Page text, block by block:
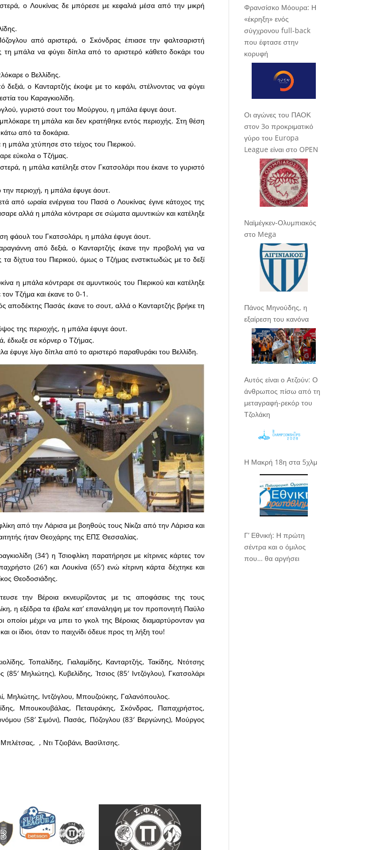
ο Λουκίνας δε μπόρεσε με κεφαλιά μέσα από την μικρή
από αριστερά, ο Σκόνδρας έπιασε την φαλτσαριστή
τη μπάλα να φύγει δίπλα από το αριστερό κάθετο δοκάρι του
ο Βελλίδης.
ο Κανταρτζής έκοψε με το κεφάλι, στέλνοντας να φύγει
του Καραγκιολίδη.
γυριστό σουτ του Μούργου, η μπάλα έφυγε άουτ.
τη μπάλα και δεν κρατήθηκε εντός περιοχής. Στη θέση
από τα δοκάρια.
μπάλα χτύπησε στο τείχος του Πιερικού.
εύκολα ο Τζήμας.
η μπάλα κατέληξε στον Γκατσολάρι που έκανε το γυριστό
περιοχή, η μπάλα έφυγε άουτ.
από ωραία ενέργεια του Πασά ο Λουκίνας έγινε κάτοχος της
αλλά η μπάλα κόντραρε σε σώματα αμυντικών και κατέληξε
φάουλ του Γκατσολάρι, η μπάλα έφυγε άουτ.
από δεξιά, ο Κανταρτζής έκανε την προβολή για να
δίχτυα του Πιερικού, όμως ο Τζήμας ενστικτωδώς με το δεξί
η μπάλα κόντραρε σε αμυντικούς του Πιερικού και κατέληξε
Τζήμα και έκανε το 0-1.
αποδέκτης Πασάς έκανε το σουτ, αλλά ο Κανταρτζής βρήκε τη
της περιοχής, η μπάλα έφυγε άουτ.
έδιωξε σε κόρνερ ο Τζήμας.
έφυγε λίγο δίπλα από το αριστερό παραθυράκι του Βελλίδη.
από την Λάρισα με βοηθούς τους Νίκζα από την Λάρισα και
ήταν Θεοχάρης της ΕΠΣ Θεσσαλίας.
(34′) η Τσιοφλίκη παρατήρησε με κίτρινες κάρτες τον
(26′) και Λουκίνα (65′) ενώ κίτρινη κάρτα δέχτηκε και
Θεοδοσιάδης.
την Βέροια εκνευρίζοντας με τις αποφάσεις της τους
η εξέδρα τα έβαλε κατ’ επανάληψη με τον προπονητή Παύλο
οποίοι μέχρι να μπει το γκολ της Βέροιας διαμαρτύρονταν για
οι ίδιοι, όταν το παιχνίδι όδευε προς τη λήξη του!
Τοπαλίδης, Γιαλαμίδης, Κανταρτζής, Τακίδης, Ντότσης
Μηλιώτης), Κυβελίδης, Ίτσιος (85′ Ιντζόγλου), Γκατσολάρι
Μηλιώτης, Ιντζόγλου, Μπουζούκης, Γαλανόπουλος.
Μπουκουβάλας, Πεταυράκης, Σκόνδρας, Παπαχρήστος,
(58′ Σιμόνι), Πασάς, Πόζογλου (83′ Βεργώνης), Μούργος
, Ντι Τζιοβάνι, Βασίλτσης.
Φρανσίσκο Μόουρα: Η
«έκρηξη» ενός
σύγχρονου full-back
που έφτασε στην
κορυφή
Οι αγώνες του ΠΑΟΚ
στον 3ο προκριματικό
γύρο του Europa
League είναι στο OPEN
Ναϊμέγκεν-Ολυμπιακός
στο Mega
Πάνος Μηνούδης, η
εξαίρεση του κανόνα
Αυτός είναι ο Ατζούν: Ο
άνθρωπος πίσω από τη
μεταγραφή-ρεκόρ του
Τζολάκη
Η Μακρή 18η στα 5χλμ
Γ’ Εθνική: Η πρώτη
σέντρα και ο όμιλος
που… θα αργήσει